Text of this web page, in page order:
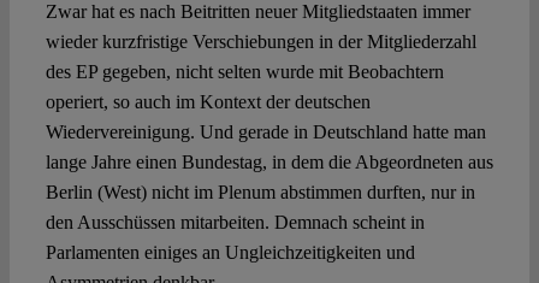
Zwar hat es nach Beitritten neuer Mitgliedstaaten immer
wieder kurzfristige Verschiebungen in der Mitgliederzahl
des EP gegeben, nicht selten wurde mit Beobachtern
operiert, so auch im Kontext der deutschen
Wiedervereinigung. Und gerade in Deutschland hatte man
lange Jahre einen Bundestag, in dem die Abgeordneten aus
Berlin (West) nicht im Plenum abstimmen durften, nur in
den Ausschüssen mitarbeiten. Demnach scheint in
Parlamenten einiges an Ungleichzeitigkeiten und